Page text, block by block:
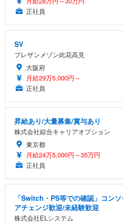
正社員
SV
プレザンメゾン此花高見
大阪府
月給29万5,000円～
正社員
昇給あり/大量募集/賞与あり
株式会社綜合キャリアオプション
東京都
月給24万5,000円～35万円
正社員
「Switch・PS等での確認」コン
アチェンジ歓迎/未経験歓迎
株式会社ELシステム